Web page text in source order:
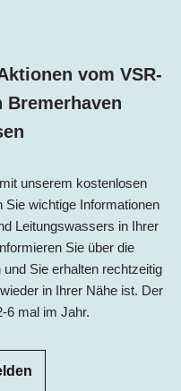
vom VSR-
Bremerhaven
unserem kostenlosen
Sie wichtige Informationen
Leitungswassers in Ihrer
Sie über die
Sie erhalten rechtzeitig
in Ihrer Nähe ist. Der
6 mal im Jahr.